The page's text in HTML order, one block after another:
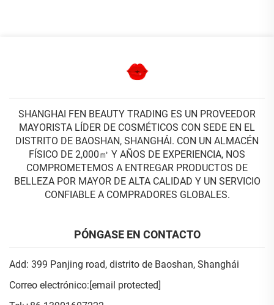
SHANGHAI FEN BEAUTY TRADING ES UN PROVEEDOR
MAYORISTA LÍDER DE COSMÉTICOS CON SEDE EN EL
DISTRITO DE BAOSHAN, SHANGHÁI. CON UN ALMACÉN
FÍSICO DE 2,000㎡ Y AÑOS DE EXPERIENCIA, NOS
COMPROMETEMOS A ENTREGAR PRODUCTOS DE
BELLEZA POR MAYOR DE ALTA CALIDAD Y UN SERVICIO
CONFIABLE A COMPRADORES GLOBALES.
PÓNGASE EN CONTACTO
Add: 399 Panjing road, distrito de Baoshan, Shanghái
Correo electrónico:[email protected]